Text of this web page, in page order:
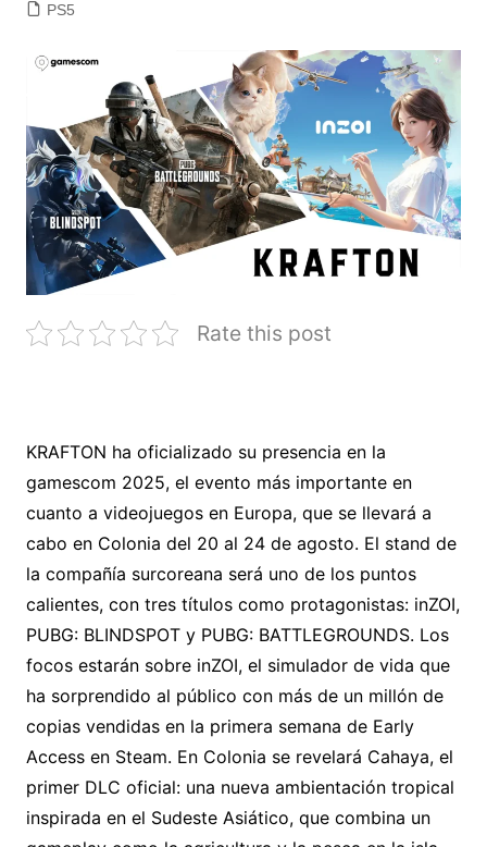
PS5
Rate this post
KRAFTON ha oficializado su presencia en la
gamescom 2025, el evento más importante en
cuanto a videojuegos en Europa, que se llevará a
cabo en Colonia del 20 al 24 de agosto. El stand de
la compañía surcoreana será uno de los puntos
calientes, con tres títulos como protagonistas: inZOI,
PUBG: BLINDSPOT y PUBG: BATTLEGROUNDS. Los
focos estarán sobre inZOI, el simulador de vida que
ha sorprendido al público con más de un millón de
copias vendidas en la primera semana de Early
Access en Steam. En Colonia se revelará Cahaya, el
primer DLC oficial: una nueva ambientación tropical
inspirada en el Sudeste Asiático, que combina un